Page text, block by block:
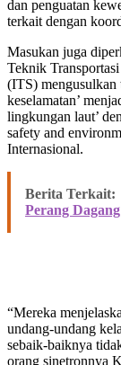
dan penguatan
terkait dengan
Masukan juga
Teknik
(ITS) mengusulkan
keselamatan’
lingkungan laut’
safety and
Internasional.
Berita Terkait:
Perang
“Mereka
undang-undang
sebaik-baiknya
orang sinetronnya